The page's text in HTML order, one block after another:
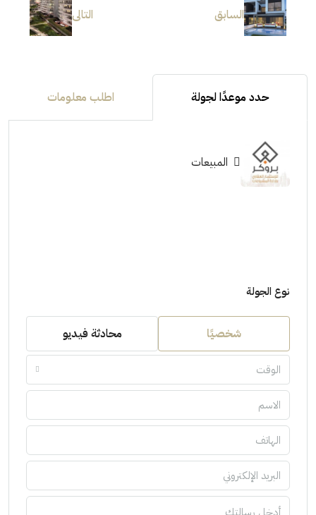
السابق التالى
حدد موعدًا لجولة اطلب معلومات
المبيعات
نوع الجولة
شخصيًا محادثة فيديو
الوقت